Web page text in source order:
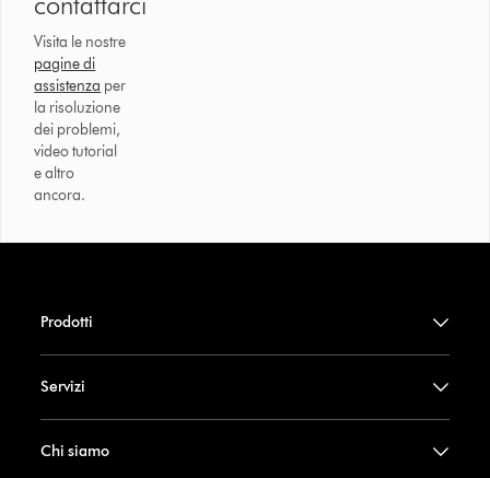
Visita le nostre
pagine di
assistenza per
la risoluzione
dei problemi,
video tutorial
e altro
ancora.
Prodotti
Servizi
Chi siamo